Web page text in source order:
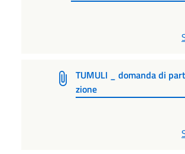
TUMULI _ domanda di
zione